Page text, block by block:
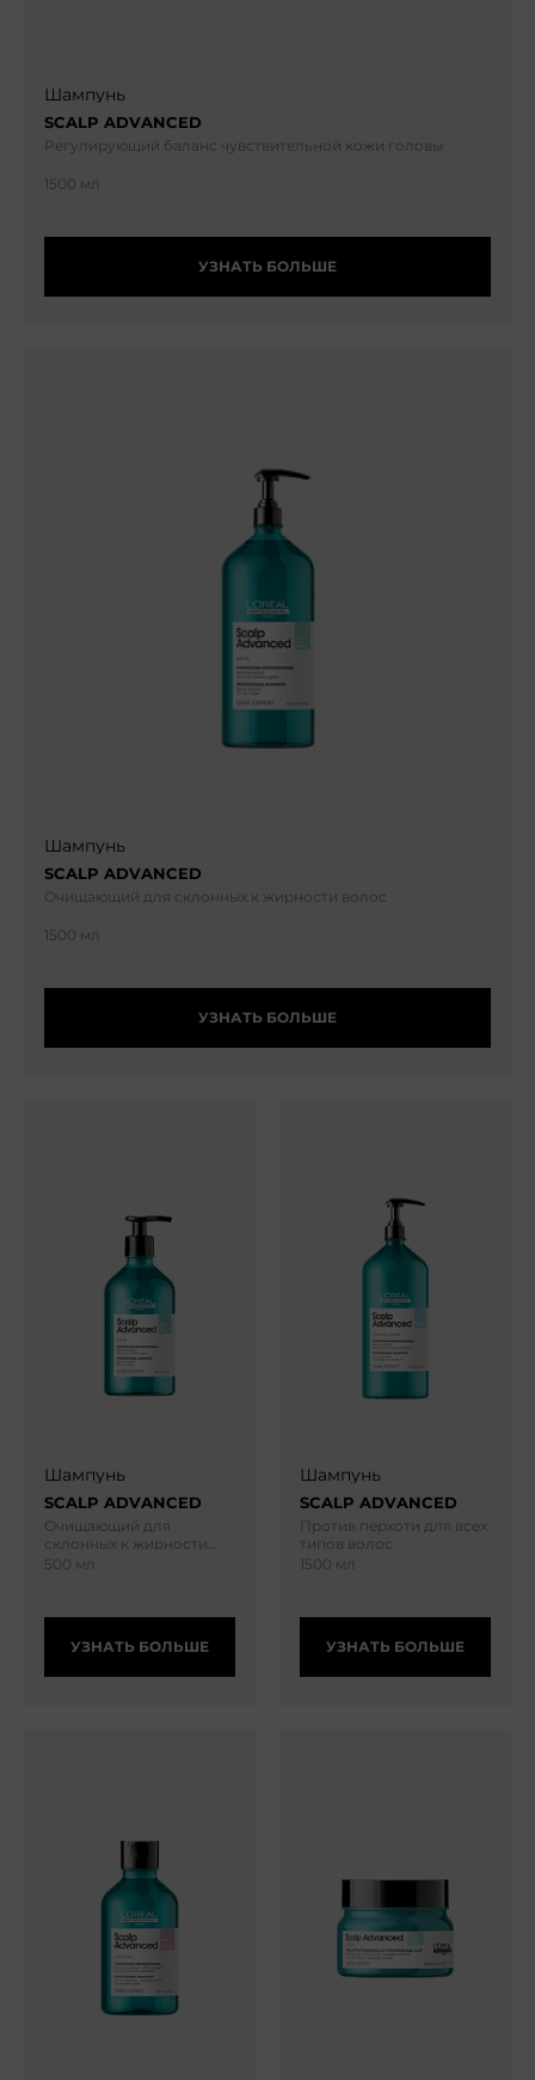
Шампунь
SCALP ADVANCED
Регулирующий баланс чувствительной кожи головы
1500 мл
УЗНАТЬ БОЛЬШЕ
Шампунь
SCALP ADVANCED
Очищающий для склонных к жирности волос
1500 мл
УЗНАТЬ БОЛЬШЕ
Шампунь
SCALP ADVANCED
Очищающий для
склонных к жирности
волос
500 мл
УЗНАТЬ БОЛЬШЕ
Шампунь
SCALP ADVANCED
Против перхоти для всех
типов волос
1500 мл
УЗНАТЬ БОЛЬШЕ